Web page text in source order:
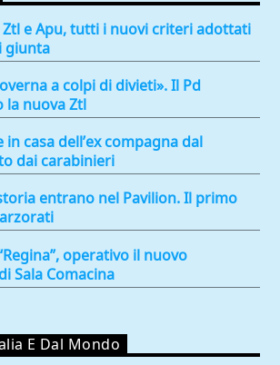
Ztl e Apu, tutti i nuovi criteri adottati
giunta
a colpi di divieti». Il Pd
nuova Ztl
casa dell’ex compagna dal
dai carabinieri
entrano nel Pavilion. Il primo
operativo il nuovo
Sala Comacina
E Dal Mondo